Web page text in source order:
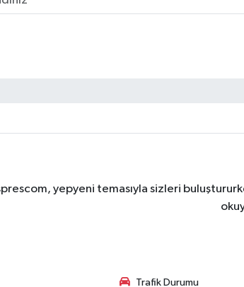
yepyeni temasıyla sizleri
Trafik Durumu